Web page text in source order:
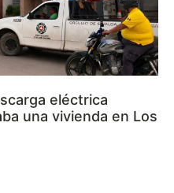
eléctrica
una vivienda en Los